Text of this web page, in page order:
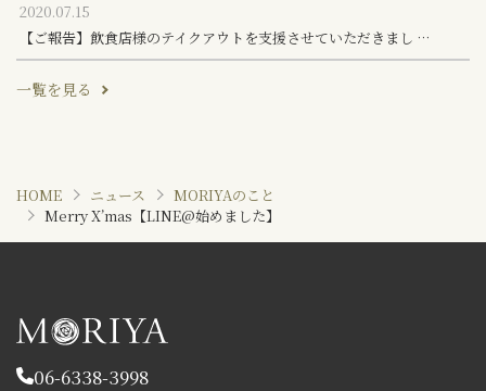
2020.07.15
【ご報告】飲食店様のテイクアウトを支援させていただきまし …
一覧を見る
HOME ニュース
MORIYAのこと
Merry X’mas【LINE@始めました】
06-6338-3998